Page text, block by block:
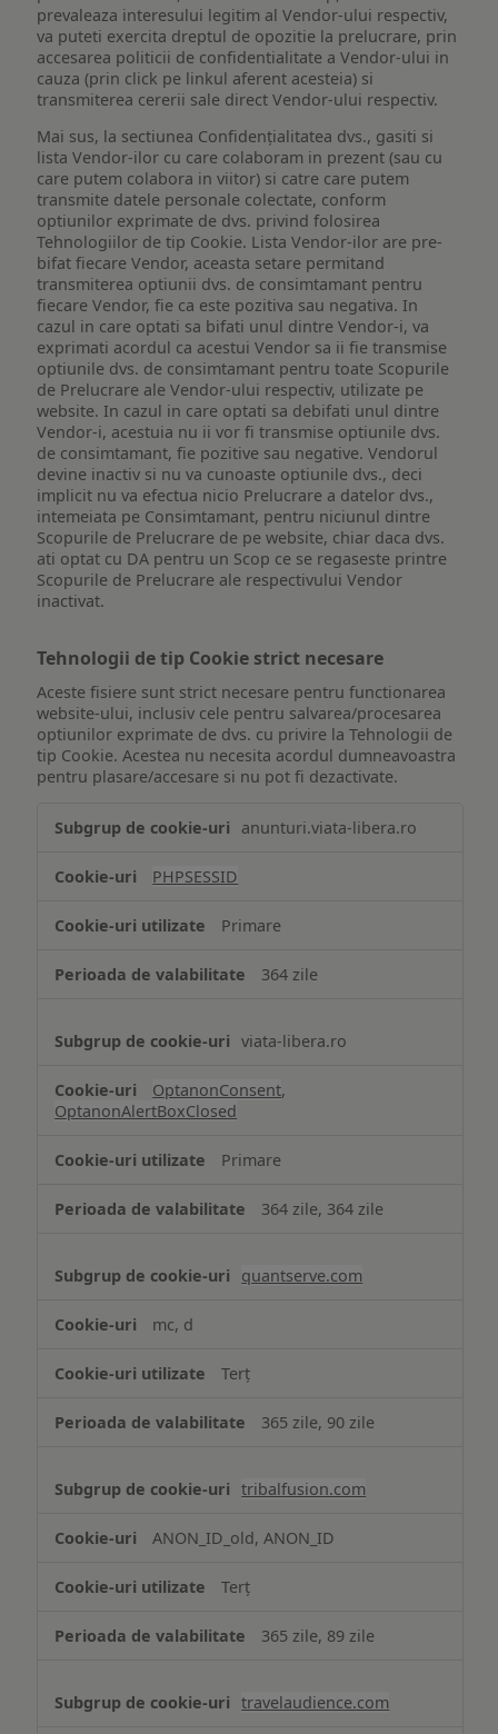
prevaleaza interesului legitim al Vendor-ului respectiv,
va puteti exercita dreptul de opozitie la prelucrare, prin
accesarea politicii de confidentialitate a Vendor-ului in
cauza (prin click pe linkul aferent acesteia) si
transmiterea cererii sale direct Vendor-ului respectiv.
Mai sus, la sectiunea Confidențialitatea dvs., gasiti si
lista Vendor-ilor cu care colaboram in prezent (sau cu
care putem colabora in viitor) si catre care putem
transmite datele personale colectate, conform
optiunilor exprimate de dvs. privind folosirea
Tehnologiilor de tip Cookie. Lista Vendor-ilor are pre-
bifat fiecare Vendor, aceasta setare permitand
transmiterea optiunii dvs. de consimtamant pentru
fiecare Vendor, fie ca este pozitiva sau negativa. In
cazul in care optati sa bifati unul dintre Vendor-i, va
exprimati acordul ca acestui Vendor sa ii fie transmise
optiunile dvs. de consimtamant pentru toate Scopurile
de Prelucrare ale Vendor-ului respectiv, utilizate pe
website. In cazul in care optati sa debifati unul dintre
Vendor-i, acestuia nu ii vor fi transmise optiunile dvs.
de consimtamant, fie pozitive sau negative. Vendorul
devine inactiv si nu va cunoaste optiunile dvs., deci
implicit nu va efectua nicio Prelucrare a datelor dvs.,
intemeiata pe Consimtamant, pentru niciunul dintre
Scopurile de Prelucrare de pe website, chiar daca dvs.
ati optat cu DA pentru un Scop ce se regaseste printre
Scopurile de Prelucrare ale respectivului Vendor
inactivat.
Tehnologii de tip Cookie strict necesare
Aceste fisiere sunt strict necesare pentru functionarea
website-ului, inclusiv cele pentru salvarea/procesarea
optiunilor exprimate de dvs. cu privire la Tehnologii de
tip Cookie. Acestea nu necesita acordul dumneavoastra
pentru plasare/accesare si nu pot fi dezactivate.
de
Cookie
necesare
anunturi.viata-libera.ro
PHPSESSID
Primare
364 zile
viata-libera.ro
OptanonConsent,
OptanonAlertBoxClosed
Primare
364 zile, 364 zile
quantserve.com
mc, d
Terț
365 zile, 90 zile
tribalfusion.com
ANON_ID_old, ANON_ID
Terț
365 zile, 89 zile
travelaudience.com